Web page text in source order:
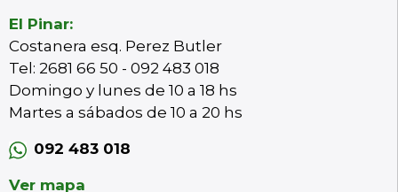
El Pinar:
Costanera esq. Perez Butler
Tel: 2681 66 50 - 092 483 018
Domingo y lunes de 10 a 18 hs
Martes a sábados de 10 a 20 hs
092 483 018
Ver mapa